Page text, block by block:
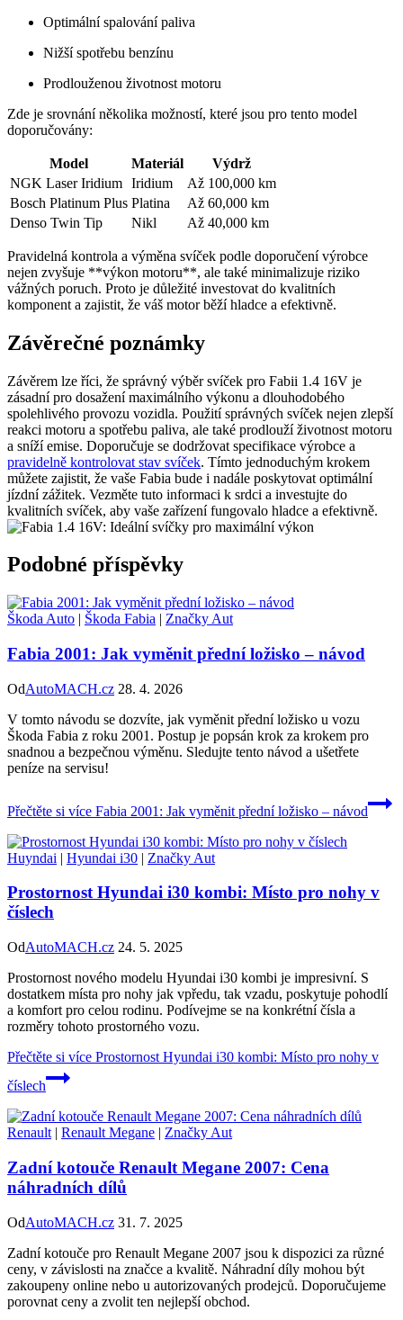
Optimální spalování paliva
Nižší spotřebu benzínu
Prodlouženou životnost motoru
Zde je srovnání několika možností, které jsou pro tento model
doporučovány:
Model Materiál
Výdrž
NGK Laser Iridium Iridium
Až 100,000 km
Bosch Platinum Plus Platina
Až 60,000 km
Denso Twin Tip
Nikl Až 40,000 km
Pravidelná kontrola a výměna svíček podle doporučení výrobce
nejen zvyšuje **výkon motoru**, ale také minimalizuje riziko
vážných poruch. Proto je důležité investovat do kvalitních
komponent a zajistit, že váš motor běží hladce a efektivně.
Závěrečné poznámky
Závěrem lze říci, že správný výběr svíček pro Fabii 1.4 16V je
zásadní pro dosažení maximálního výkonu a dlouhodobého
spolehlivého provozu vozidla. Použití správných svíček nejen zlepší
reakci motoru a spotřebu paliva, ale také prodlouží životnost motoru
a sníží emise. Doporučuje se dodržovat specifikace výrobce a
pravidelně kontrolovat stav svíček. Tímto jednoduchým krokem
můžete zajistit, že vaše Fabia bude i nadále poskytovat optimální
jízdní zážitek. Vezměte tuto informaci k srdci a investujte do
kvalitních svíček, aby vaše zařízení fungovalo hladce a efektivně.
Podobné příspěvky
Škoda Auto | Škoda Fabia | Značky Aut
Fabia 2001: Jak vyměnit přední ložisko – návod
OdAutoMACH.cz 28. 4. 2026
V tomto návodu se dozvíte, jak vyměnit přední ložisko u vozu
Škoda Fabia z roku 2001. Postup je popsán krok za krokem pro
snadnou a bezpečnou výměnu. Sledujte tento návod a ušetřete
peníze na servisu!
Přečtěte si více Fabia 2001: Jak vyměnit přední ložisko – návod
Huyndai | Hyundai i30 | Značky Aut
Prostornost Hyundai i30 kombi: Místo pro nohy v
číslech
OdAutoMACH.cz 24. 5. 2025
Prostornost nového modelu Hyundai i30 kombi je impresivní. S
dostatkem místa pro nohy jak vpředu, tak vzadu, poskytuje pohodlí
a komfort pro celou rodinu. Podívejme se na konkrétní čísla a
rozměry tohoto prostorného vozu.
Přečtěte si více Prostornost Hyundai i30 kombi: Místo pro nohy v
číslech
Renault | Renault Megane | Značky Aut
Zadní kotouče Renault Megane 2007: Cena
náhradních dílů
OdAutoMACH.cz 31. 7. 2025
Zadní kotouče pro Renault Megane 2007 jsou k dispozici za různé
ceny, v závislosti na značce a kvalitě. Náhradní díly mohou být
zakoupeny online nebo u autorizovaných prodejců. Doporučujeme
porovnat ceny a zvolit ten nejlepší obchod.